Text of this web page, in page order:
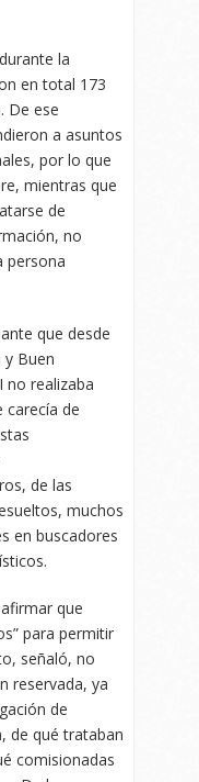
la
en total 173
De ese
a asuntos
por lo que
mientras que
de
no
persona
que desde
y Buen
no realizaba
carecía de
de las
muchos
en buscadores
que
para permitir
señaló, no
reservada, ya
de
de qué trataban
comisionadas